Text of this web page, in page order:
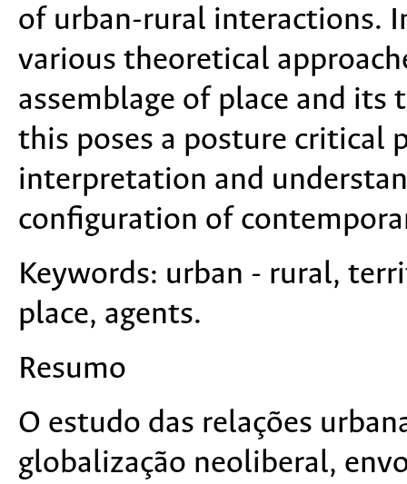
of urban-rural interactions.
various theoretical
assemblage of place and
this poses a posture critical
interpretation and
configuration of
Keywords: urban - rural,
place, agents.
Resumo
O estudo das relações
globalização neoliberal,